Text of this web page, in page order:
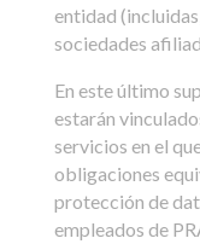
entidad
sociedades
En este último
estarán
servicios en el
obligaciones
protección de
empleados de